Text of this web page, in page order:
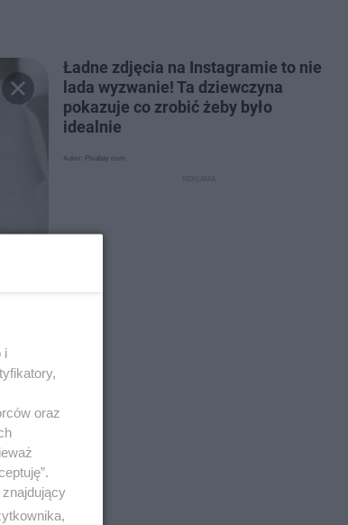
Ładne zdjęcia na Instagramie to nie
lada wyzwanie! Ta dziewczyna
pokazuje co zrobić żeby było
idealnie
Autor: Pixabay.com
i
oraz